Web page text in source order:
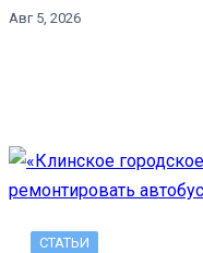
Авг 5, 2026
СТАТЬИ